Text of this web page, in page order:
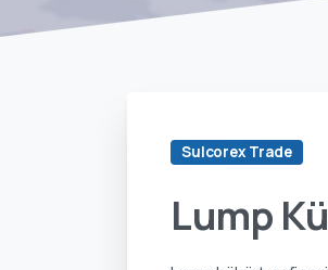
Sulcorex Trade
Lump